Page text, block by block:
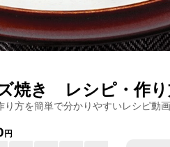
焼き レシピ・作
り方を簡単で分かりやすいレシピ動
円